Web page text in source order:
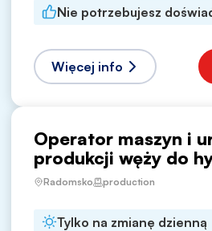
Nie potrzebujesz
Więcej info
Operator maszyn i
produkcji węży do
Radomsko production
Tylko na zmianę dzienną